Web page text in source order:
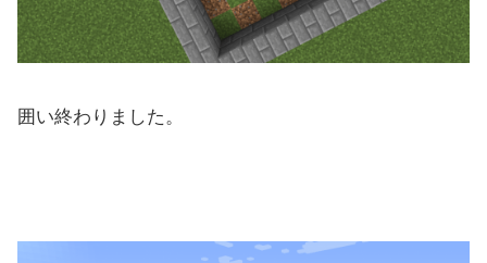
囲い終わりました。